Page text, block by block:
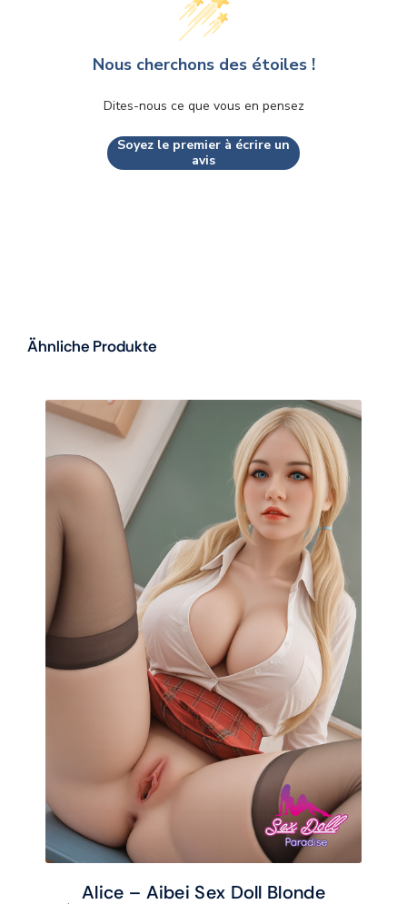
Nous cherchons des étoiles !
Dites-nous ce que vous en pensez
Soyez le premier à écrire un
avis
Ähnliche Produkte
Alice – Aibei Sex Doll Blonde